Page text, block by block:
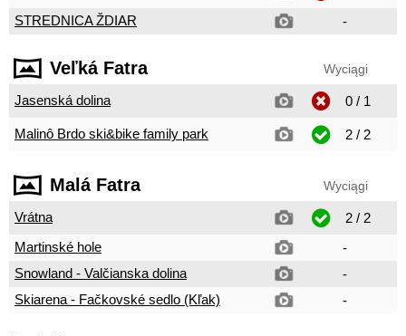
STREDNICA ŽDIAR
-
Veľká Fatra Wyciągi
Jasenská dolina 0 / 1
Malinô Brdo ski&bike family park 2 / 2
Malá Fatra Wyciągi
Vrátna
2 / 2
Martinské hole
-
Snowland - Valčianska dolina
-
Skiarena - Fačkovské sedlo (Kľak)
-